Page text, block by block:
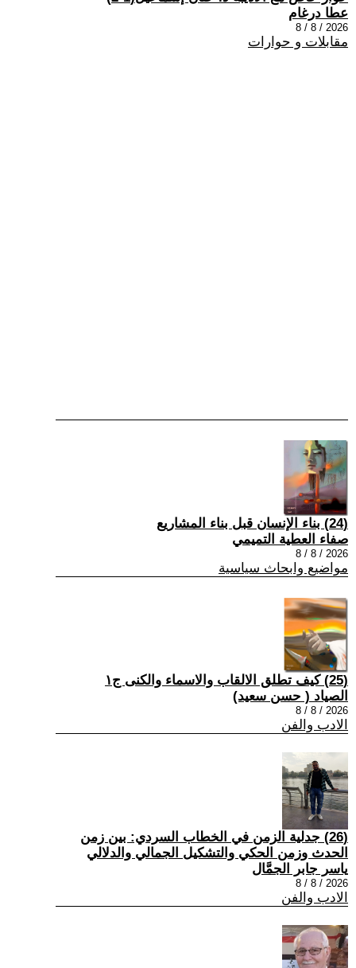
عطا درغام
2026 / 8 / 8
مقابلات و حوارات
(24) بناء الإنسان قبل بناء المشاريع
صفاء العطية التميمي
2026 / 8 / 8
مواضيع وابحاث سياسية
(25) كيف تطلق الالقاب والاسماء والكنى ج١
الصياد ‏( حسن سعيد‏)
2026 / 8 / 8
الادب والفن
(26) جدلية الزمن في الخطاب السردي: بين زمن
الحدث وزمن الحكي والتشكيل الجمالي والدلالي
ياسر جابر الجمَّال
2026 / 8 / 8
الادب والفن